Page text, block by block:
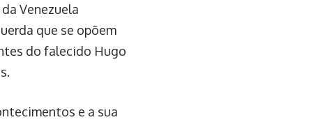
Venezuela
que se opõem
do falecido Hugo
e a sua